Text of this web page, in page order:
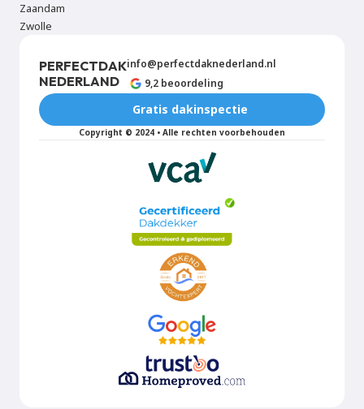
Zaandam
Zwolle
PERFECTDAK
NEDERLAND
info@perfectdaknederland.nl
9,2 beoordeling
Gratis dakinspectie
Copyright © 2024 • Alle rechten voorbehouden